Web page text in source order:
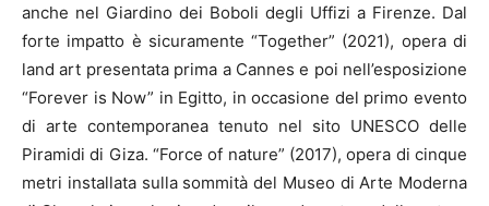
anche nel Giardino dei Boboli degli Uffizi a Firenze. Dal
forte impatto è sicuramente “Together” (2021), opera di
land art presentata prima a Cannes e poi nell’esposizione
“Forever is Now” in Egitto, in occasione del primo evento
di arte contemporanea tenuto nel sito UNESCO delle
Piramidi di Giza. “Force of nature” (2017), opera di cinque
metri installata sulla sommità del Museo di Arte Moderna